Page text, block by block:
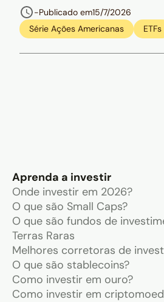
-Publicado em15/7/2026
Série Ações Americanas
ETFs
Aprenda a investir
Onde investir em 2026?
O que são Small Caps?
O que são fundos de
Terras Raras
Melhores corretoras de
O que são stablecoins?
Como investir em ouro?
Como investir em